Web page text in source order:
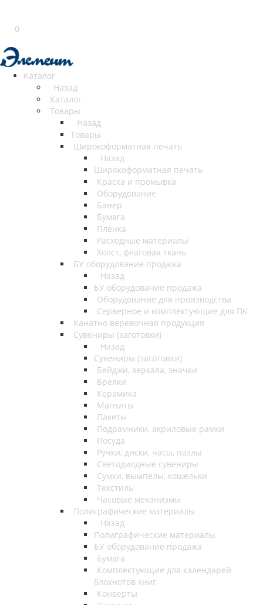
0
Каталог
Назад
Каталог
Товары
Назад
Товары
Широкоформатная печать
Назад
Широкоформатная печать
Краска и промывка
Оборудование
Банер
Бумага
Пленка
Расходные материалы
Холст, флаговая ткань
БУ оборудование продажа
Назад
БУ оборудование продажа
Оборудование для производства
Серверное и комплектующие для ПК
Канатно веревочная продукция
Сувениры (заготовки)
Назад
Сувениры (заготовки)
Бейджи, зеркала, значки
Брелки
Керамика
Магниты
Пакеты
Подрамники, акриловые рамки
Посуда
Ручки, диски, часы, пазлы
Светодиодные сувениры
Сумки, вымпелы, кошельки
Текстиль
Часовые механизмы
Полиграфические материалы
Назад
Полиграфические материалы
БУ оборудование продажа
Бумага
Комплектующие для календарей
блокнотов книг
Конверты